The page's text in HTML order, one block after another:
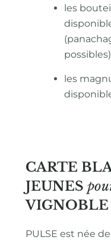
les
les
CARTE
JEUNES
VIGNOBLE
PULSE est née